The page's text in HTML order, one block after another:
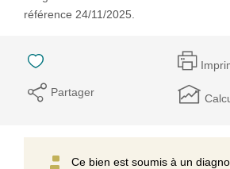
référence 24/11/2025.
Partager
Ce bien est soumis à un